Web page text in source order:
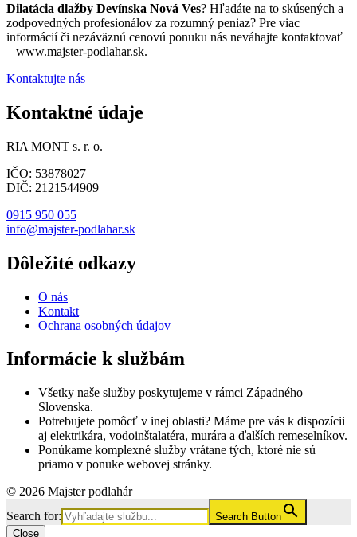
Dilatácia dlažby Devínska Nová Ves? Hľadáte na to skúsených a
zodpovedných profesionálov za rozumný peniaz? Pre viac
informácií či nezáväznú cenovú ponuku nás neváhajte kontaktovať
– www.majster-podlahar.sk.
Kontaktujte nás
Kontaktné údaje
RIA MONT s. r. o.
IČO: 53878027
DIČ: 2121544909
0915 950 055
info@majster-podlahar.sk
Dôležité odkazy
O nás
Kontakt
Ochrana osobných údajov
Informácie k službám
Všetky naše služby poskytujeme v rámci Západného
Slovenska.
Potrebujete pomôcť v inej oblasti? Máme pre vás k dispozícii
aj elektrikára, vodoinštalatéra, murára a ďalších remeselníkov.
Ponúkame komplexné služby vrátane tých, ktoré nie sú
priamo v ponuke webovej stránky.
© 2026 Majster podlahár
Search for:
Search Button
Close